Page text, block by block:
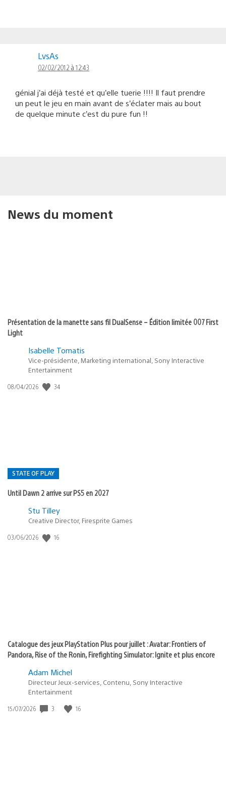
LvsAs
02/02/2012 à 12:43
génial j’ai déjà testé et qu’elle tuerie !!!! Il faut prendre
un peut le jeu en main avant de s’éclater mais au bout
de quelque minute c’est du pure fun !!
News du moment
Présentation de la manette sans fil DualSense – Édition limitée 007 First
Light
Isabelle Tomatis
Vice-présidente, Marketing international, Sony Interactive
Entertainment
Date
08/04/2026 34
STATE OF PLAY
Until Dawn 2 arrive sur PS5 en 2027
Postée
:
Stu Tilley
Creative Director, Firesprite Games
Date
03/06/2026 16
Catalogue des jeux PlayStation Plus pour juillet : Avatar: Frontiers of
Pandora, Rise of the Ronin, Firefighting Simulator: Ignite et plus encore
Adam Michel
Directeur Jeux-services, Contenu, Sony Interactive
Entertainment
Date
15/07/2026 3 16